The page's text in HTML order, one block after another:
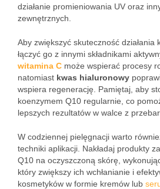
działanie promieniowania UV oraz
zewnętrznych.
Aby zwiększyć skuteczność działania
łączyć go z innymi składnikami
witamina C może wspierać procesy
natomiast kwas hialuronowy
wspiera regenerację. Pamiętaj, aby
koenzymem Q10 regularnie, co
lepszych rezultatów w walce z
W codziennej pielęgnacji warto
techniki aplikacji. Nakładaj produkty
Q10 na oczyszczoną skórę,
który zwiększy ich wchłanianie i
kosmetyków w formie kremów lub